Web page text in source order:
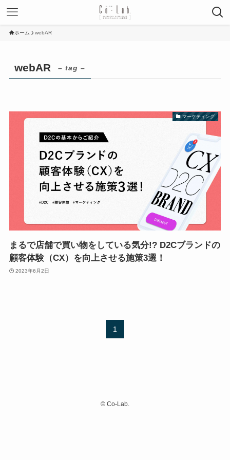
ホーム webAR
webAR – tag –
マーケティング
まるで店舗で買い物をしている気分!? D2Cブランドの
顧客体験（CX）を向上させる施策3選！
2023年6月2日
1
© Co-Lab.